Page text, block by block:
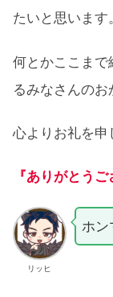
たいと思います。
何とかここまで
るみなさんのお
心よりお礼を申
『ありがとうご
リッヒ
ホン